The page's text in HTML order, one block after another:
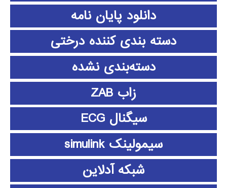
دانلود پايان نامه
دسته بندی کننده درختی
دسته‌بندی نشده
زاب ZAB
سیگنال ECG
سیمولینک simulink
شبکه آدلاین